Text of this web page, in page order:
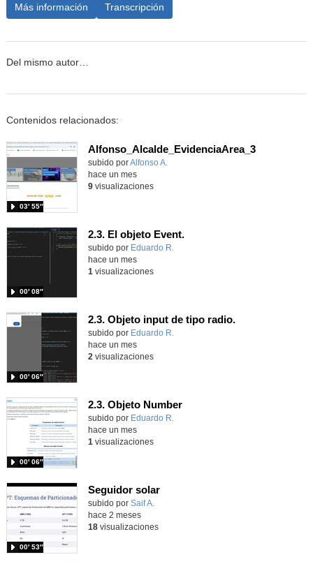
Más información Transcripción
Del mismo autor…
Contenidos relacionados:
Alfonso_Alcalde_EvidenciaArea_3
Contenido educativo.
subido porAlfonso A.
03′ 55″
hace un mes
9visualizaciones
2.3. El objeto Event.
Contenido educativo.
subido por Eduardo R.
00′ 08″
hace un mes
1 visualizaciones
2.3. Objeto input de tipo radio.
Contenido educativo.
subido por Eduardo R.
00′ 06″
hace un mes
2 visualizaciones
2.3. Objeto Number
Contenido educativo.
subido por Eduardo R.
00′ 06″
hace un mes
1 visualizaciones
Seguidor solar
Contenido educativo.
subido por Saif A.
00′ 53″
hace 2 meses
18visualizaciones